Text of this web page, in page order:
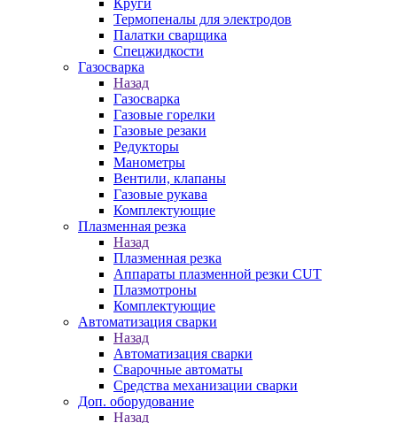
Круги
Термопеналы для электродов
Палатки сварщика
Спецжидкости
Газосварка
Назад
Газосварка
Газовые горелки
Газовые резаки
Редукторы
Манометры
Вентили, клапаны
Газовые рукава
Комплектующие
Плазменная резка
Назад
Плазменная резка
Аппараты плазменной резки CUT
Плазмотроны
Комплектующие
Автоматизация сварки
Назад
Автоматизация сварки
Сварочные автоматы
Средства механизации сварки
Доп. оборудование
Назад